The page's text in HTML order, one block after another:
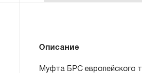
Описание
Муфта БРС европейского